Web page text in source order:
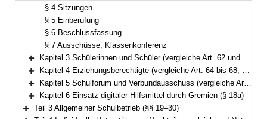
§ 4 Sitzungen
§ 5 Einberufung
§ 6 Beschlussfassung
§ 7 Ausschüsse, Klassenkonferenz
Bereich erweitern
Kapitel 3 Schülerinnen und Schüler (vergleiche Art. 62 und 63 BayEUG) (§§ 8–11)
Bereich erweitern
Kapitel 4 Erziehungsberechtigte (vergleiche Art. 64 bis 68, 74 und 76 BayEUG) (§§ 12–16)
Bereich erweitern
Kapitel 5 Schulforum und Verbundausschuss (vergleiche Art. 69 und 32a BayEUG) (§§ 17–18)
Bereich erweitern
Kapitel 6 Einsatz digitaler Hilfsmittel durch Gremien (§ 18a)
Bereich erweitern
Teil 3 Allgemeiner Schulbetrieb (§§ 19–30)